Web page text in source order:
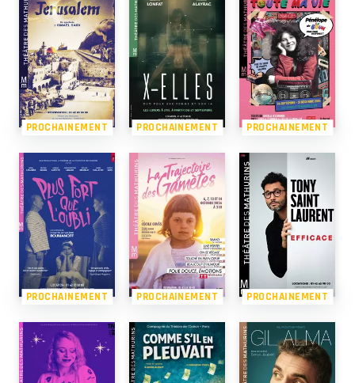
PROCHAINEMENT PROCHAINEMENT PROCHAINEMENT
PROCHAINEMENT PROCHAINEMENT PROCHAINEMENT